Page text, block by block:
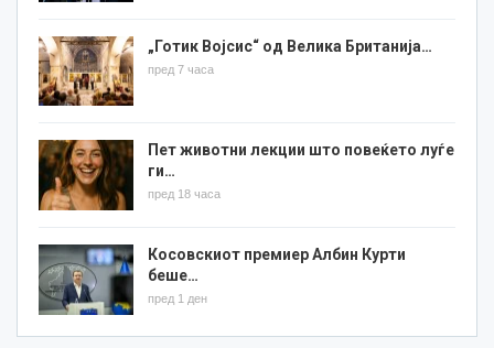
„Готик Војсис“ од Велика Британија…
пред 7 часа
Пет животни лекции што повеќето луѓе
ги…
пред 18 часа
Косовскиот премиер Албин Курти
беше…
пред 1 ден